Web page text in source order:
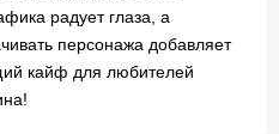
радует глаза, а
персонажа добавляет
кайф для любителей